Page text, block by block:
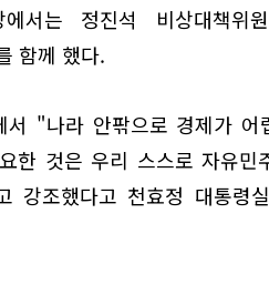
서는 정진석 비상대책위
함께 했다.
서 "나라 안팎으로 경제가
한 것은 우리 스스로 자유민
강조했다고 천효정 대통령